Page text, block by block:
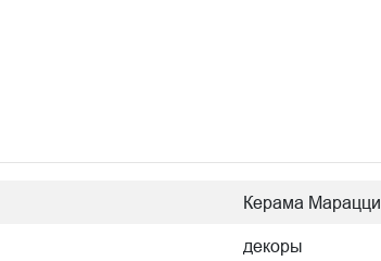
Керама Марацци
декоры